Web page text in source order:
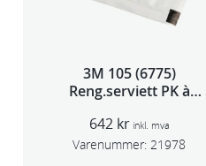
3M 105 (6775)
Reng.serviett PK à
642 kr inkl. mva
Varenummer: 21978